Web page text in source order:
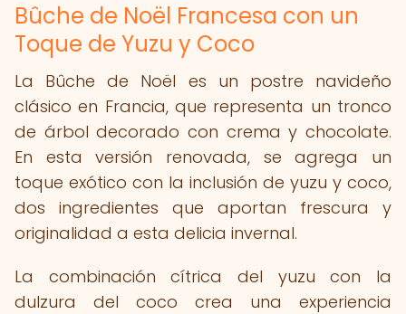
Bûche de Noël Francesa con un
Toque de Yuzu y Coco
La Bûche de Noël es un postre navideño
clásico en Francia, que representa un tronco
de árbol decorado con crema y chocolate.
En esta versión renovada, se agrega un
toque exótico con la inclusión de yuzu y coco,
dos ingredientes que aportan frescura y
originalidad a esta delicia invernal.
La combinación cítrica del yuzu con la
dulzura del coco crea una experiencia